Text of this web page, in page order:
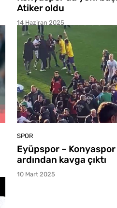
Atiker oldu
14 Haziran 2025
SPOR
Eyüpspor – Konyaspor
ardından kavga çıktı
10 Mart 2025